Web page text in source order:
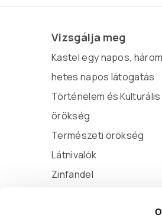
Vizsgálja meg
Kastel egy napos,
hetes napos látogatás
Történelem és Kulturális
örökség
Természeti örökség
Látnivalók
Zinfandel